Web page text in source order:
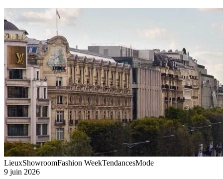
LieuxShowroomFashion WeekTendancesMode
9 juin 2026